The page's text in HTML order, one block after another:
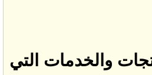
والخدمات التي